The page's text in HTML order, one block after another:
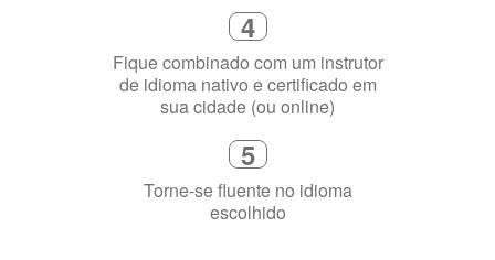
4
Fique combinado com um instrutor
de idioma nativo e certificado em
sua cidade (ou online)
5
Torne-se fluente no idioma
escolhido